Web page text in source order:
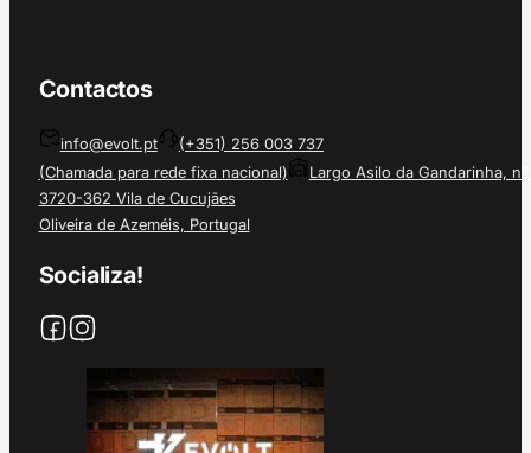
Contactos
info@evolt.pt
(+351) 256 003 737
(Chamada para rede fixa nacional)
Largo Asilo da Gandarinha, nº
3720-362 Vila de Cucujães
Oliveira de Azeméis, Portugal
Socializa!